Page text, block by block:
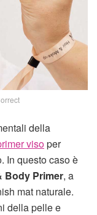
della
visoper
In questo caso è
Body Primer, a
mat naturale.
della pelle e